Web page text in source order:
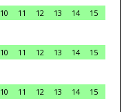
10 11 12 13 14
15
10 11 12 13 14
15
10 11 12 13 14
15